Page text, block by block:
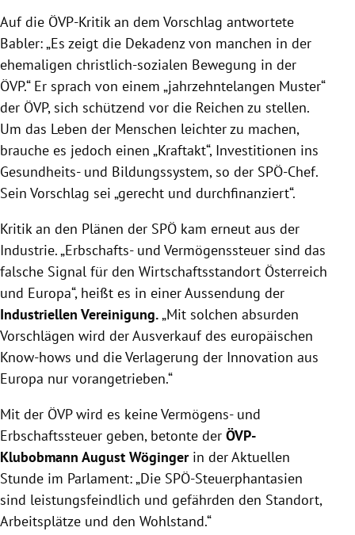
Auf die ÖVP-Kritik an dem Vorschlag antwortete
Babler: „Es zeigt die Dekadenz von manchen in der
ehemaligen christlich-sozialen Bewegung in der
ÖVP.“ Er sprach von einem „jahrzehntelangen Muster“
der ÖVP, sich schützend vor die Reichen zu stellen.
Um das Leben der Menschen leichter zu machen,
brauche es jedoch einen „Kraftakt“, Investitionen ins
Gesundheits- und Bildungssystem, so der SPÖ-Chef.
Sein Vorschlag sei „gerecht und durchfinanziert“.
Kritik an den Plänen der SPÖ kam erneut aus der
Industrie. „Erbschafts- und Vermögenssteuer sind das
falsche Signal für den Wirtschaftsstandort Österreich
und Europa“, heißt es in einer Aussendung der
Industriellen Vereinigung.„Mit solchen absurden
Vorschlägen wird der Ausverkauf des europäischen
Know-hows und die Verlagerung der Innovation aus
Europa nur vorangetrieben.“
Mit der ÖVP wird es keine Vermögens- und
Erbschaftssteuer geben, betonte der ÖVP-
Klubobmann August Wögingerin der Aktuellen
Stunde im Parlament: „Die SPÖ-Steuerphantasien
sind leistungsfeindlich und gefährden den Standort,
Arbeitsplätze und den Wohlstand.“